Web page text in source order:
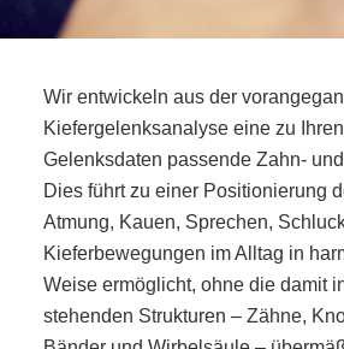
Wir entwickeln aus der
Kiefergelenksanalyse eine zu
Gelenksdaten passende Zahn-
Dies führt zu einer Positionierung
Atmung, Kauen, Sprechen,
Kieferbewegungen im Alltag in
Weise ermöglicht, ohne die damit
stehenden Strukturen – Zähne,